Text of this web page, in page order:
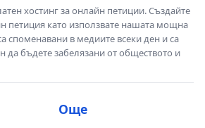
хостинг за онлайн петиции. Създайте
петиция като използвате нашата мощна
споменавани в медиите всеки ден и са
да бъдете забелязани от обществото и
Още